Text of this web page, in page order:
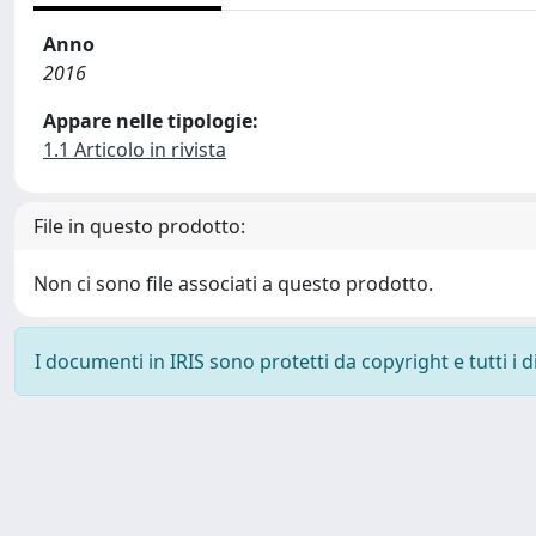
Anno
2016
Appare nelle tipologie:
1.1 Articolo in rivista
File in questo prodotto:
Non ci sono file associati a questo prodotto.
I documenti in IRIS sono protetti da copyright e tutti i